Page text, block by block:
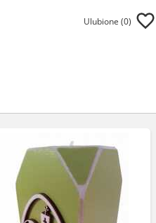
Ulubione (0)